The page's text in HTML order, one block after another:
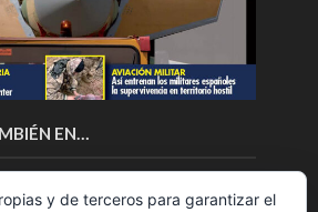
EN…
y de terceros para garantizar el